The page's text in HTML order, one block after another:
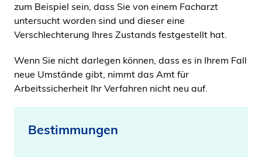
zum Beispiel sein, dass Sie von einem Facharzt
untersucht worden sind und dieser eine
Verschlechterung Ihres Zustands festgestellt hat.
Wenn Sie nicht darlegen können, dass es in Ihrem Fall
neue Umstände gibt, nimmt das Amt für
Arbeitssicherheit Ihr Verfahren nicht neu auf.
Bestimmungen